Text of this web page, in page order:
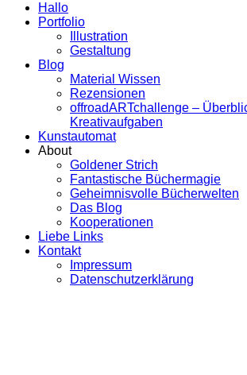
Hallo
Portfolio
Illustration
Gestaltung
Blog
Material Wissen
Rezensionen
offroadARTchallenge –
Kreativaufgaben
Kunstautomat
About
Goldener Strich
Fantastische Büchermagie
Geheimnisvolle Bücherwelten
Das Blog
Kooperationen
Liebe Links
Kontakt
Impressum
Datenschutzerklärung